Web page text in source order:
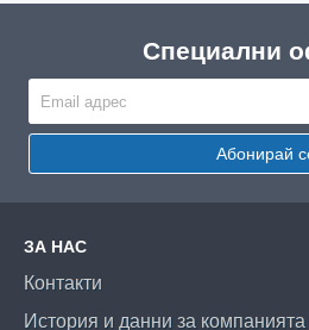
Специални
Абонирай
ЗА НАС
Контакти
История и данни за компанията